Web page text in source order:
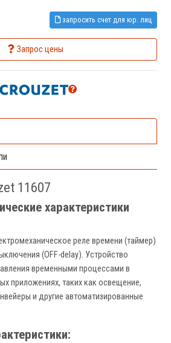
запросить счет для юр. лиц
Запрос цены
11607
характеристики
реле времени (таймер)
(OFF-delay). Устройство
временными процессами в
приложениях, таких как освещение,
и другие автоматизированные